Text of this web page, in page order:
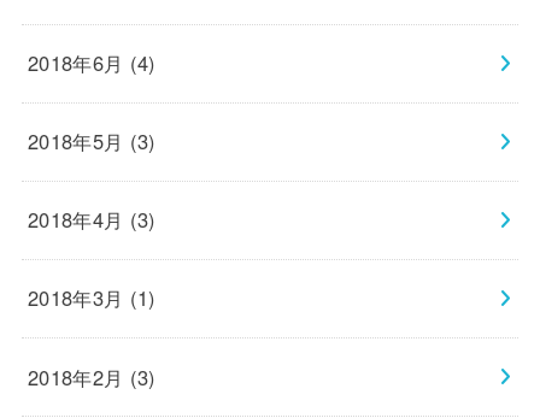
2018年6月 (4)
2018年5月 (3)
2018年4月 (3)
2018年3月 (1)
2018年2月 (3)